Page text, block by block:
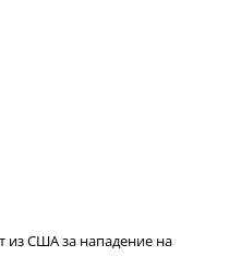
из США за нападение на